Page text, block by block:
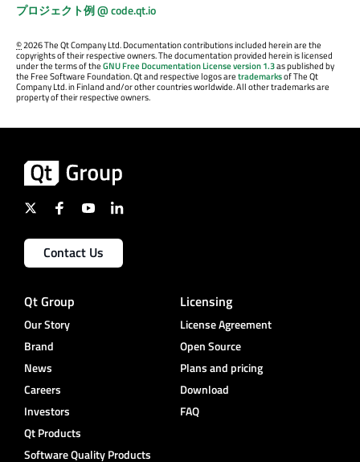
プロジェクト例 @ code.qt.io
©2026 The Qt Company Ltd. Documentation contributions included herein are the
copyrights of their respective owners. The documentation provided herein is licensed
under the terms of theGNU Free Documentation License version 1.3as published by
the Free Software Foundation. Qt and respective logos aretrademarksof The Qt
Company Ltd. in Finland and/or other countries worldwide. All other trademarks are
property of their respective owners.
Contact Us
Qt Group
Our Story
Brand
News
Careers
Investors
Qt Products
Software Quality Products
Licensing
License Agreement
Open Source
Plans and pricing
Download
FAQ